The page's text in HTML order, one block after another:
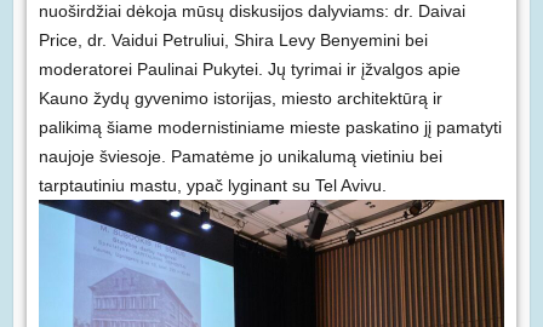
nuoširdžiai dėkoja mūsų diskusijos dalyviams: dr. Daivai
Price, dr. Vaidui Petruliui, Shira Levy Benyemini bei
moderatorei Paulinai Pukytei. Jų tyrimai ir įžvalgos apie
Kauno žydų gyvenimo istorijas, miesto architektūrą ir
palikimą šiame modernistiniame mieste paskatino jį pamatyti
naujoje šviesoje. Pamatėme jo unikalumą vietiniu bei
tarptautiniu mastu, ypač lyginant su Tel Avivu.